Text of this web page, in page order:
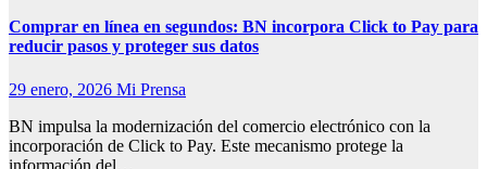
Comprar en línea en segundos: BN incorpora Click to Pay para
reducir pasos y proteger sus datos
29 enero, 2026 Mi Prensa
BN impulsa la modernización del comercio electrónico con la
incorporación de Click to Pay. Este mecanismo protege la
información del…